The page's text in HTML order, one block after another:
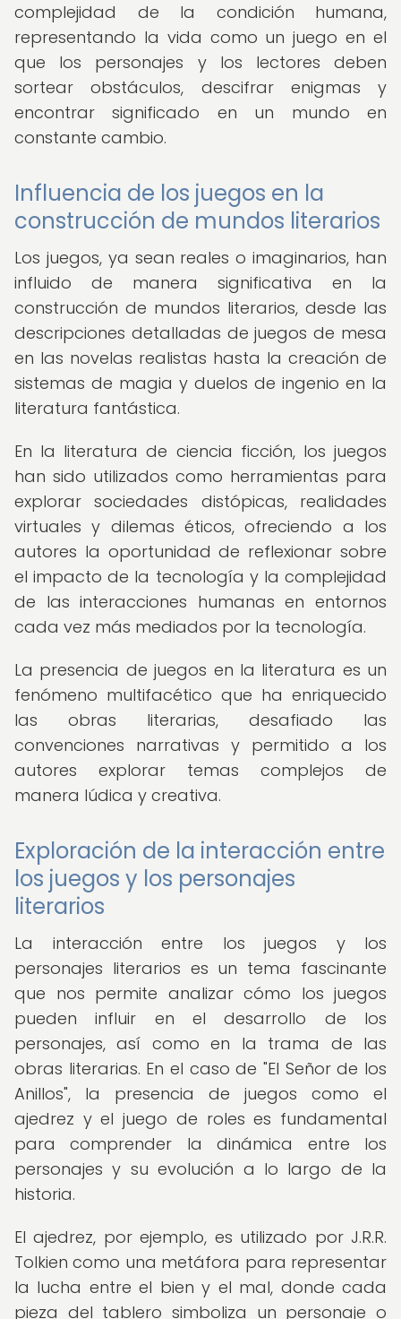
complejidad de la condición humana,
representando la vida como un juego en el
que los personajes y los lectores deben
sortear obstáculos, descifrar enigmas y
encontrar significado en un mundo en
constante cambio.
Influencia de los juegos en la
construcción de mundos literarios
Los juegos, ya sean reales o imaginarios, han
influido de manera significativa en la
construcción de mundos literarios, desde las
descripciones detalladas de juegos de mesa
en las novelas realistas hasta la creación de
sistemas de magia y duelos de ingenio en la
literatura fantástica.
En la literatura de ciencia ficción, los juegos
han sido utilizados como herramientas para
explorar sociedades distópicas, realidades
virtuales y dilemas éticos, ofreciendo a los
autores la oportunidad de reflexionar sobre
el impacto de la tecnología y la complejidad
de las interacciones humanas en entornos
cada vez más mediados por la tecnología.
La presencia de juegos en la literatura es un
fenómeno multifacético que ha enriquecido
las obras literarias, desafiado las
convenciones narrativas y permitido a los
autores explorar temas complejos de
manera lúdica y creativa.
Exploración de la interacción entre
los juegos y los personajes
literarios
La interacción entre los juegos y los
personajes literarios es un tema fascinante
que nos permite analizar cómo los juegos
pueden influir en el desarrollo de los
personajes, así como en la trama de las
obras literarias. En el caso de "El Señor de los
Anillos", la presencia de juegos como el
ajedrez y el juego de roles es fundamental
para comprender la dinámica entre los
personajes y su evolución a lo largo de la
historia.
El ajedrez, por ejemplo, es utilizado por J.R.R.
Tolkien como una metáfora para representar
la lucha entre el bien y el mal, donde cada
pieza del tablero simboliza un personaje o